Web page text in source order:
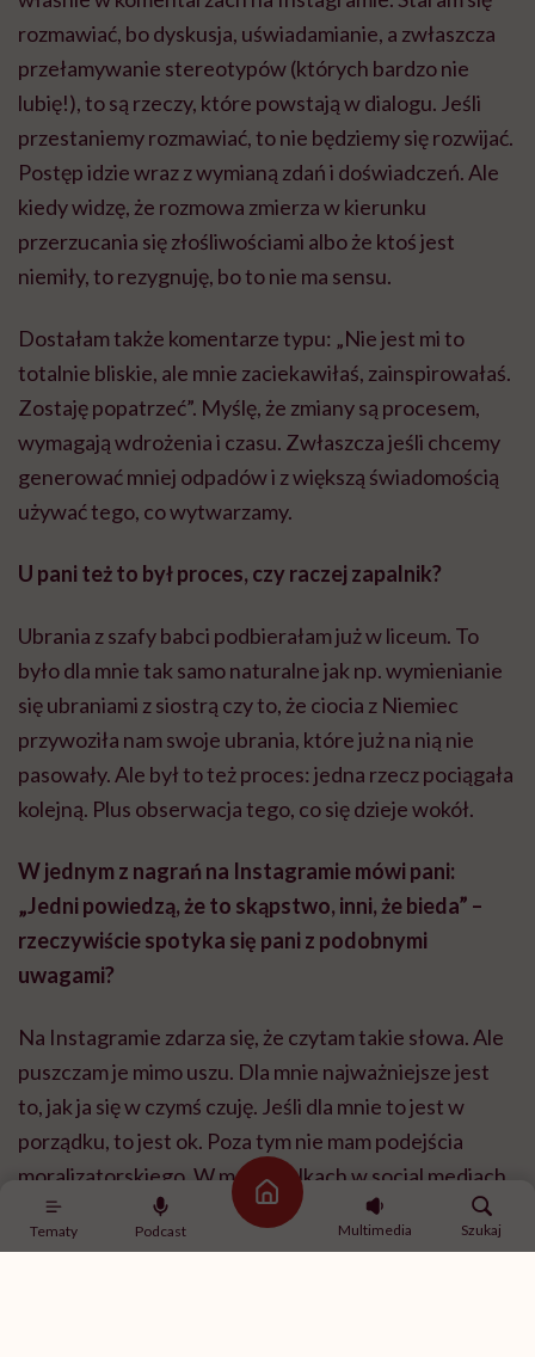
Tematy Podcast
Strona główna
Multimedia
Szukaj
rozmawiać, bo dyskusja, uświadamianie, a zwłaszcza
przełamywanie stereotypów (których bardzo nie
lubię!), to są rzeczy, które powstają w dialogu. Jeśli
przestaniemy rozmawiać, to nie będziemy się rozwijać.
Postęp idzie wraz z wymianą zdań i doświadczeń. Ale
kiedy widzę, że rozmowa zmierza w kierunku
przerzucania się złośliwościami albo że ktoś jest
niemiły, to rezygnuję, bo to nie ma sensu.
Dostałam także komentarze typu: „Nie jest mi to
totalnie bliskie, ale mnie zaciekawiłaś, zainspirowałaś.
Zostaję popatrzeć”. Myślę, że zmiany są procesem,
wymagają wdrożenia i czasu. Zwłaszcza jeśli chcemy
generować mniej odpadów i z większą świadomością
używać tego, co wytwarzamy.
U pani też to był proces, czy raczej zapalnik?
Ubrania z szafy babci podbierałam już w liceum. To
było dla mnie tak samo naturalne jak np. wymienianie
się ubraniami z siostrą czy to, że ciocia z Niemiec
przywoziła nam swoje ubrania, które już na nią nie
pasowały. Ale był to też proces: jedna rzecz pociągała
kolejną. Plus obserwacja tego, co się dzieje wokół.
W jednym z nagrań na Instagramie mówi pani:
„Jedni powiedzą, że to skąpstwo, inni, że bieda” –
rzeczywiście spotyka się pani z podobnymi
uwagami?
Na Instagramie zdarza się, że czytam takie słowa. Ale
puszczam je mimo uszu. Dla mnie najważniejsze jest
to, jak ja się w czymś czuję. Jeśli dla mnie to jest w
porządku, to jest ok. Poza tym nie mam podejścia
moralizatorskiego. W moich rolkach w social mediach
nie ma rad typu: “nie wyrzucaj, oszczędzaj, noś”.
Mówię w nich o sobie, o tym, jak ja żyję.